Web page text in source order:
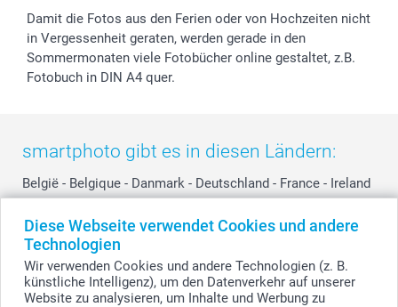
Diese Webseite verwendet Cookies und andere
Technologien
Wir verwenden Cookies und andere Technologien (z. B.
künstliche Intelligenz), um den Datenverkehr auf unserer
Website zu analysieren, um Inhalte und Werbung zu
Damit die Fotos aus den Ferien oder von Hochzeiten nicht
in Vergessenheit geraten, werden gerade in den
Sommermonaten viele Fotobücher online gestaltet, z.B.
Fotobuch in DIN A4 quer.
smartphoto gibt es in diesen Ländern:
België - Belgique - Danmark - Deutschland - France - Ireland
Switzerland - Suomi - Sverige - United Kingdom -
Other Countries